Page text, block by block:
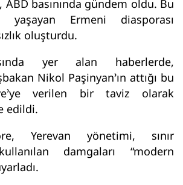
ABD basınında gündem oldu. Bu
yaşayan Ermeni diasporası
oluşturdu.
yer alan haberlerde,
Nikol Paşinyan’ın attığı bu
verilen bir taviz olarak
edildi.
Yerevan yönetimi, sınır
damgaları “modern